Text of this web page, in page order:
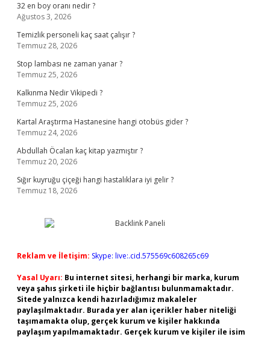
32 en boy oranı nedir ?
Ağustos 3, 2026
Temizlik personeli kaç saat çalışır ?
Temmuz 28, 2026
Stop lambası ne zaman yanar ?
Temmuz 25, 2026
Kalkınma Nedir Vikipedi ?
Temmuz 25, 2026
Kartal Araştırma Hastanesine hangi otobüs gider ?
Temmuz 24, 2026
Abdullah Öcalan kaç kitap yazmıştır ?
Temmuz 20, 2026
Sığır kuyruğu çiçeği hangi hastalıklara iyi gelir ?
Temmuz 18, 2026
Reklam ve İletişim: Skype: live:.cid.575569c608265c69
Yasal Uyarı: Bu internet sitesi, herhangi bir marka, kurum
veya şahıs şirketi ile hiçbir bağlantısı bulunmamaktadır.
Sitede yalnızca kendi hazırladığımız makaleler
paylaşılmaktadır. Burada yer alan içerikler haber niteliği
taşımamakta olup, gerçek kurum ve kişiler hakkında
paylaşım yapılmamaktadır. Gerçek kurum ve kişiler ile isim